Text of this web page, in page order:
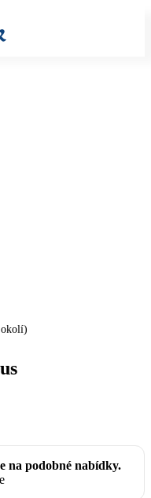
okolí)
na podobné nabídky.